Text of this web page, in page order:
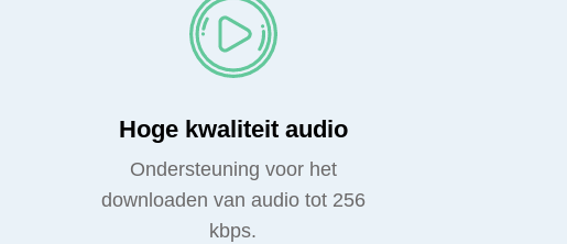
Hoge kwaliteit audio
Ondersteuning voor het
downloaden van audio tot 256
kbps.